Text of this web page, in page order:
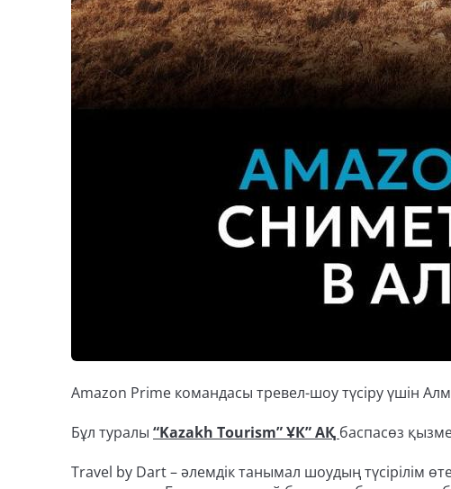
Amazon Prime командасы тревел-шоу түсіру үшін
Бұл туралы “Kazakh Tourism” ҰК” АҚ баспасөз
Travel by Dart – әлемдік танымал шоудың түсірілім